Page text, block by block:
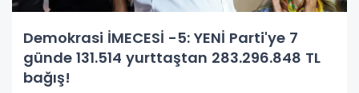
Demokrasi İMECESİ -5: YENİ Parti'ye 7
günde 131.514 yurttaştan 283.296.848 TL
bağış!